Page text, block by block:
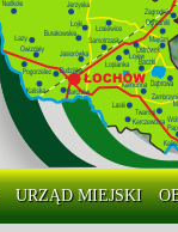
URZĄD MIEJSKI